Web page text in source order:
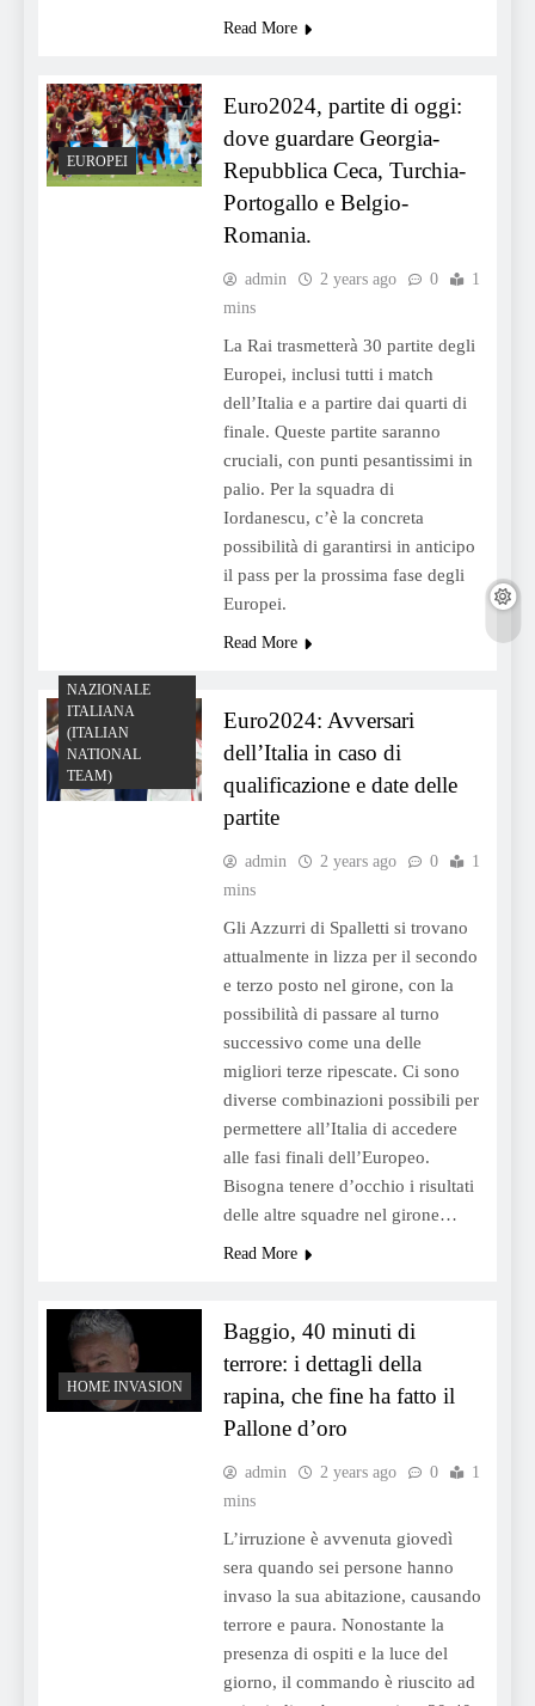
Read More
EUROPEI
Euro2024, partite di oggi:
dove guardare Georgia-
Repubblica Ceca, Turchia-
Portogallo e Belgio-
Romania.
admin 2 years ago 0
1
mins
La Rai trasmetterà 30 partite degli
Europei, inclusi tutti i match
dell’Italia e a partire dai quarti di
finale. Queste partite saranno
cruciali, con punti pesantissimi in
palio. Per la squadra di
Iordanescu, c’è la concreta
possibilità di garantirsi in anticipo
il pass per la prossima fase degli
Europei.
Read More
NAZIONALE
ITALIANA
(ITALIAN
NATIONAL
TEAM)
Euro2024: Avversari
dell’Italia in caso di
qualificazione e date delle
partite
admin 2 years ago 0
1
mins
Gli Azzurri di Spalletti si trovano
attualmente in lizza per il secondo
e terzo posto nel girone, con la
possibilità di passare al turno
successivo come una delle
migliori terze ripescate. Ci sono
diverse combinazioni possibili per
permettere all’Italia di accedere
alle fasi finali dell’Europeo.
Bisogna tenere d’occhio i risultati
delle altre squadre nel girone…
Read More
HOME INVASION
Baggio, 40 minuti di
terrore: i dettagli della
rapina, che fine ha fatto il
Pallone d’oro
admin 2 years ago 0
1
mins
L’irruzione è avvenuta giovedì
sera quando sei persone hanno
invaso la sua abitazione, causando
terrore e paura. Nonostante la
presenza di ospiti e la luce del
giorno, il commando è riuscito ad